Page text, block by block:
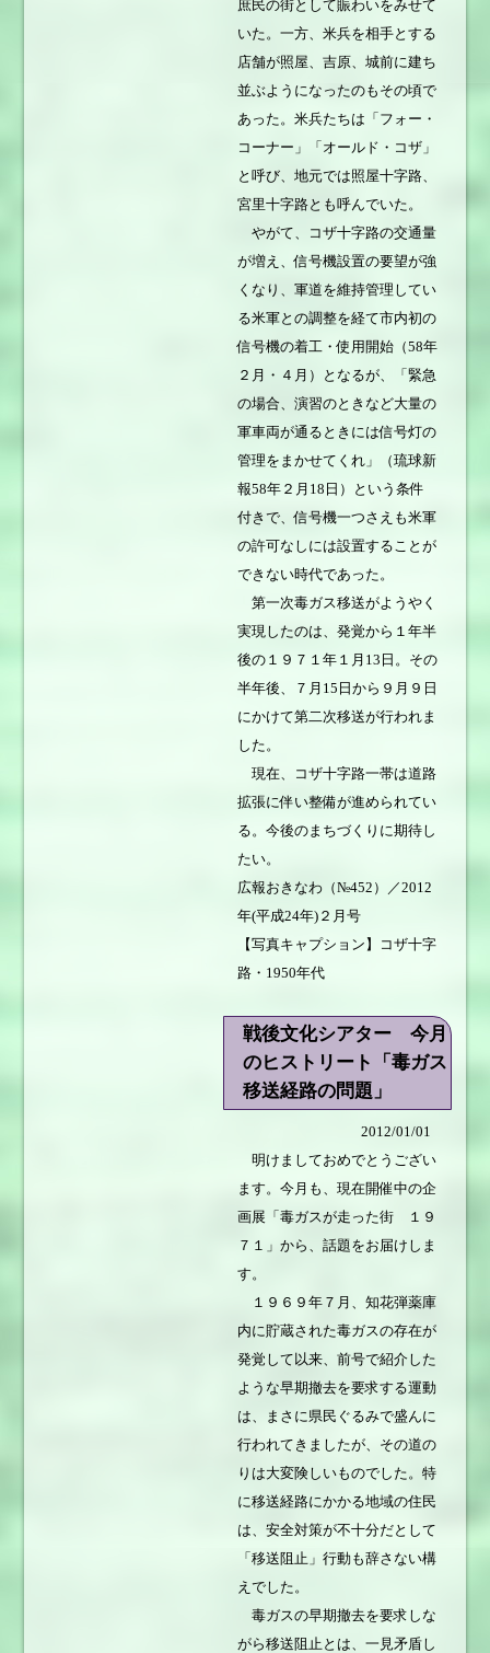
庶民の街として賑わいをみせて
いた。一方、米兵を相手とする
店舗が照屋、吉原、城前に建ち
並ぶようになったのもその頃で
あった。米兵たちは「フォー・
コーナー」「オールド・コザ」
と呼び、地元では照屋十字路、
宮里十字路とも呼んでいた。
やがて、コザ十字路の交通量
が増え、信号機設置の要望が強
くなり、軍道を維持管理してい
る米軍との調整を経て市内初の
信号機の着工・使用開始（58年
２月・４月）となるが、「緊急
の場合、演習のときなど大量の
軍車両が通るときには信号灯の
管理をまかせてくれ」（琉球新
報58年２月18日）という条件
付きで、信号機一つさえも米軍
の許可なしには設置することが
できない時代であった。
第一次毒ガス移送がようやく
実現したのは、発覚から１年半
後の１９７１年１月13日。その
半年後、７月15日から９月９日
にかけて第二次移送が行われま
した。
現在、コザ十字路一帯は道路
拡張に伴い整備が進められてい
る。今後のまちづくりに期待し
たい。
広報おきなわ（№452）／2012
年(平成24年)２月号
【写真キャプション】コザ十字
路・1950年代
戦後文化シアター 今月
のヒストリート「毒ガス
移送経路の問題」
2012/01/01
明けましておめでとうござい
ます。今月も、現在開催中の企
画展「毒ガスが走った街 １９
７１」から、話題をお届けしま
す。
１９６９年７月、知花弾薬庫
内に貯蔵された毒ガスの存在が
発覚して以来、前号で紹介した
ような早期撤去を要求する運動
は、まさに県民ぐるみで盛んに
行われてきましたが、その道の
りは大変険しいものでした。特
に移送経路にかかる地域の住民
は、安全対策が不十分だとして
「移送阻止」行動も辞さない構
えでした。
毒ガスの早期撤去を要求しな
がら移送阻止とは、一見矛盾し